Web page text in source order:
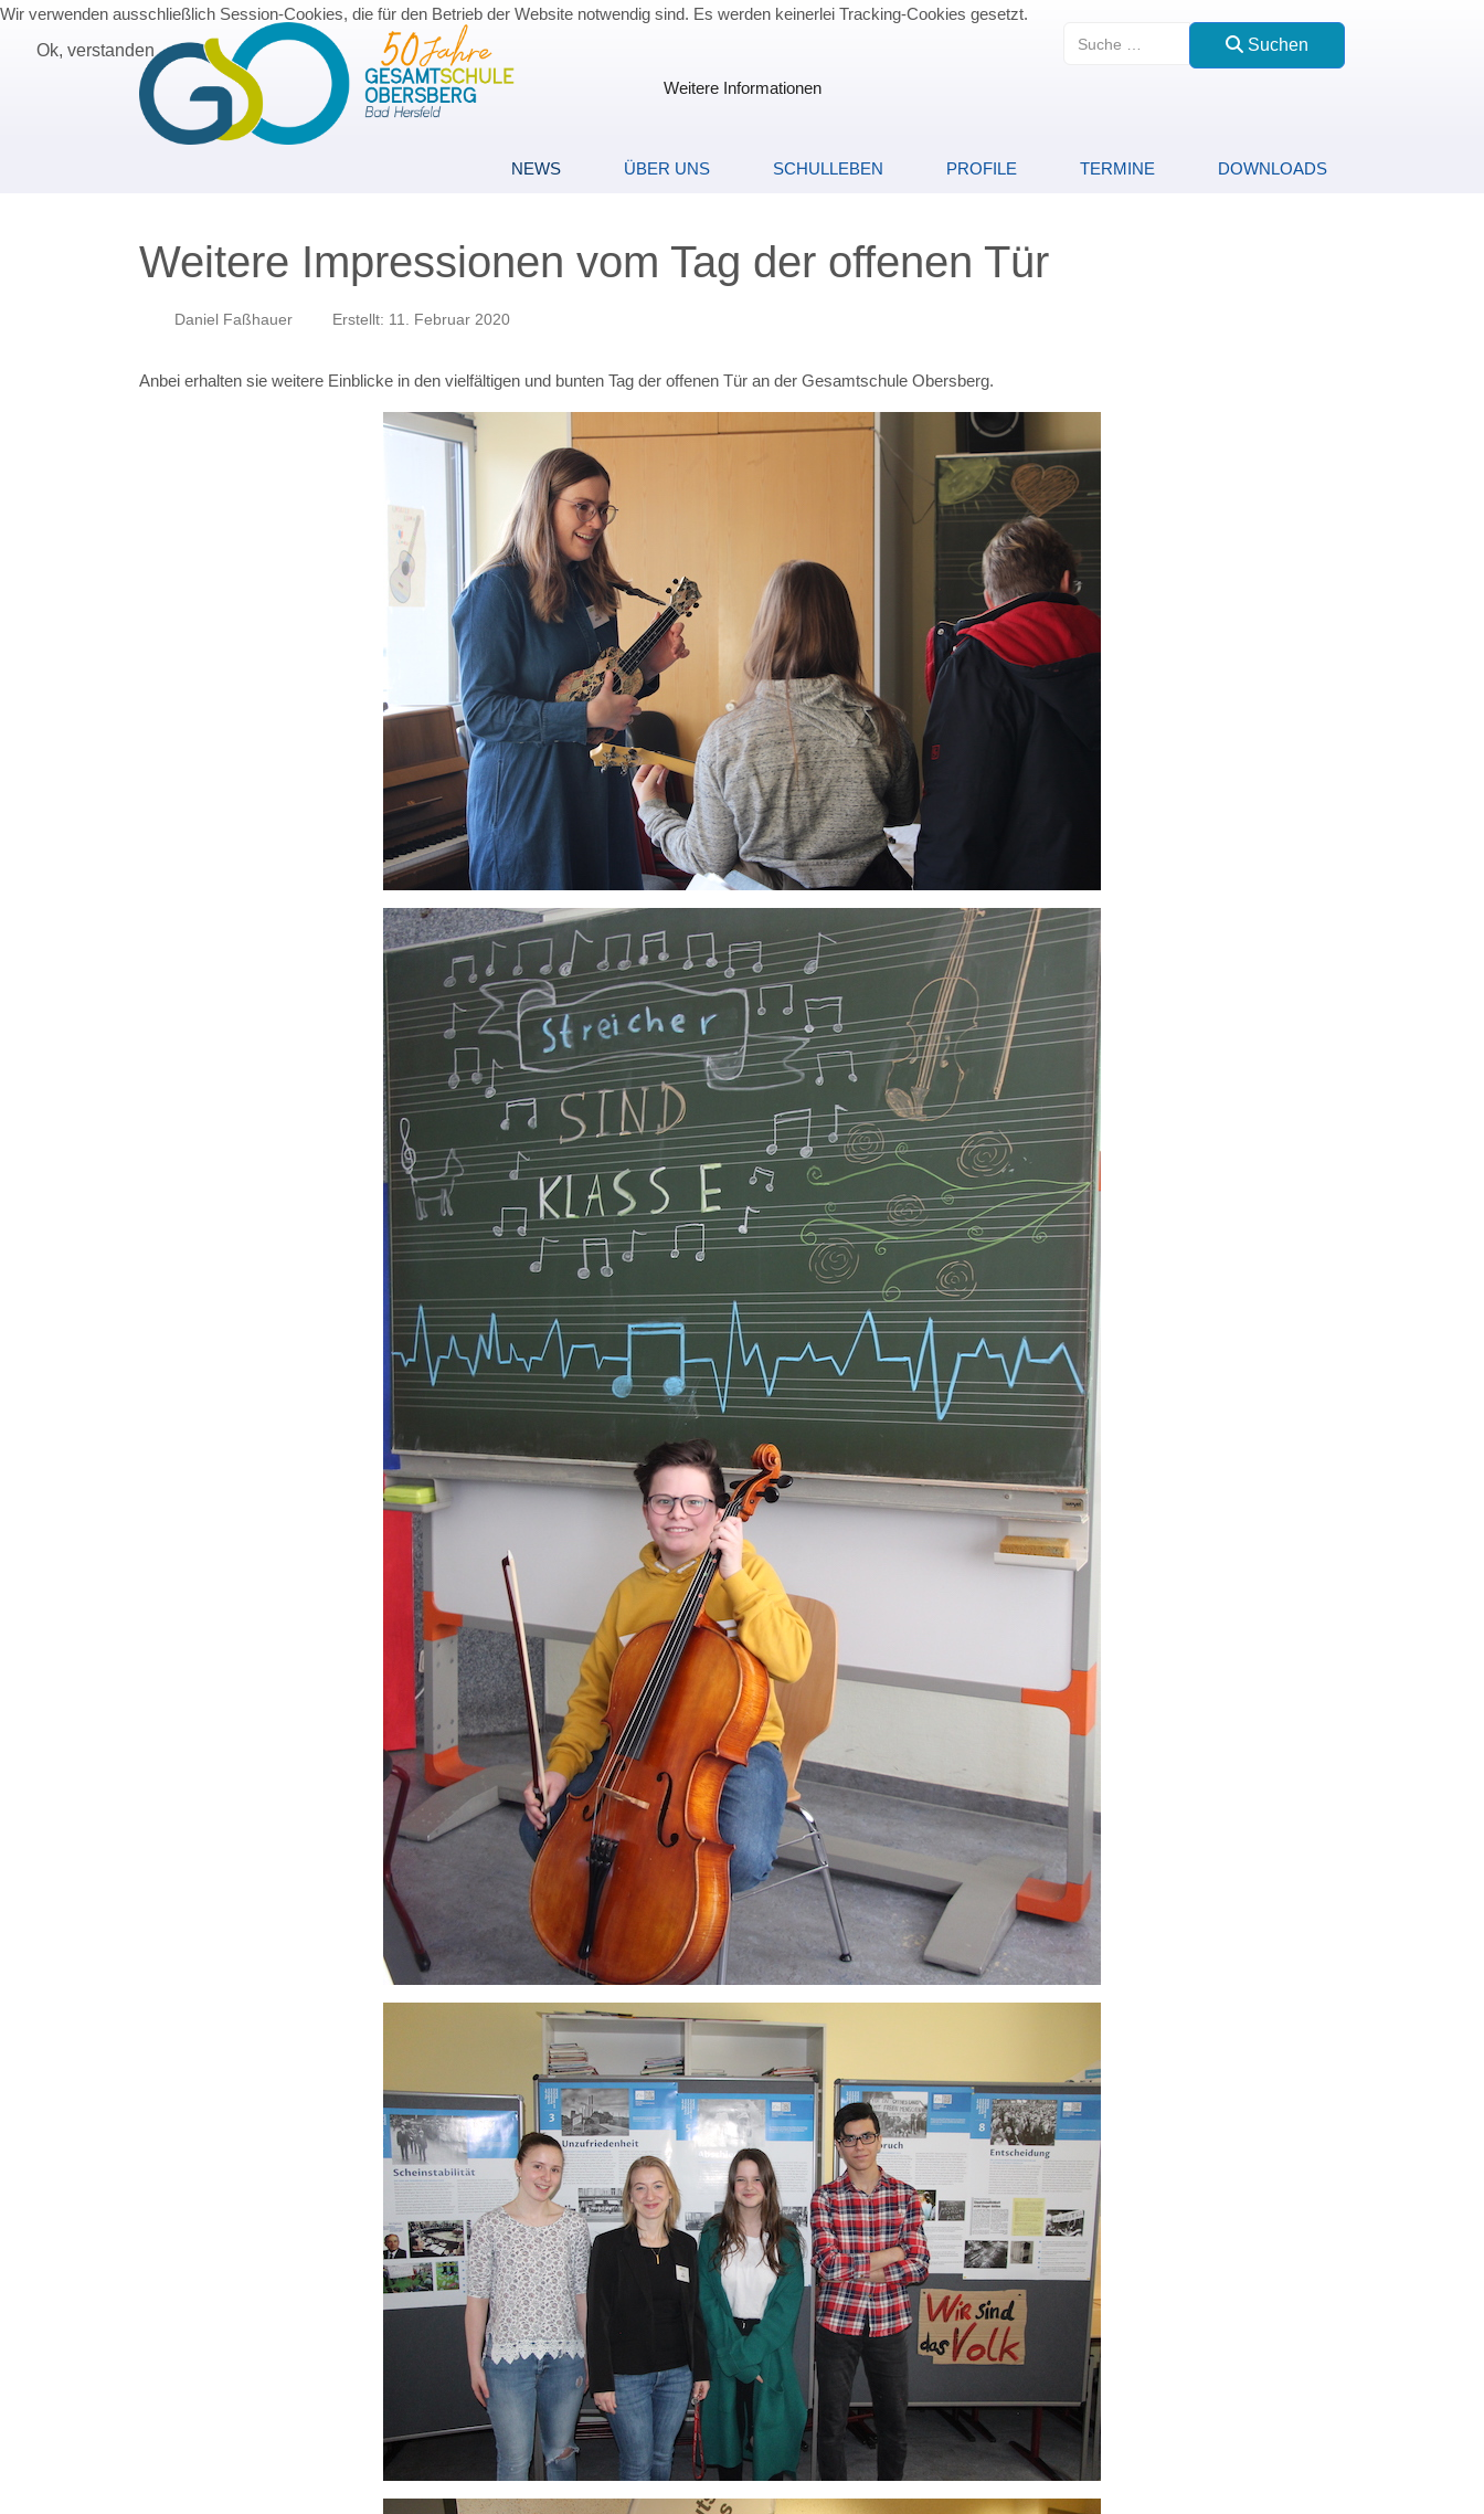
Suchen
Suchen
NEWS ÜBER UNS SCHULLEBEN PROFILE TERMINE DOWNLOADS
Weitere Impressionen vom Tag der offenen Tür
Daniel Faßhauer Erstellt: 11. Februar 2020
Anbei erhalten sie weitere Einblicke in den vielfältigen und bunten Tag der offenen Tür an der Gesamtschule Obersberg.
Wir verwenden ausschließlich Session-Cookies, die für den Betrieb der Website notwendig sind. Es werden keinerlei Tracking-Cookies gesetzt.
Ok, verstanden
Weitere Informationen